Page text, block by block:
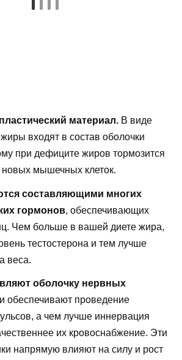
материал. В виде
жиры входят в состав оболочки
при дефиците жиров тормозится
новых мышечных клеток.
составляющими многих
гормонов, обеспечивающих
Чем больше в вашей диете жира,
тестостерона и тем лучше
веса.
оболочку нервных
обеспечивают проведение
а чем лучше иннервация
их кровоснабжение. Эти
напрямую влияют на силу и рост